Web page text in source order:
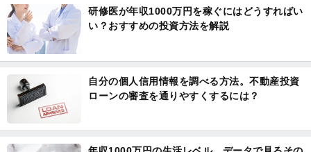
研修医が年収1000万円を稼ぐにはどうすればい
い？おすすめの投資方法を解説
自分の個人信用情報を調べる方法。不動産投資
ローンの審査を通りやすくするには？